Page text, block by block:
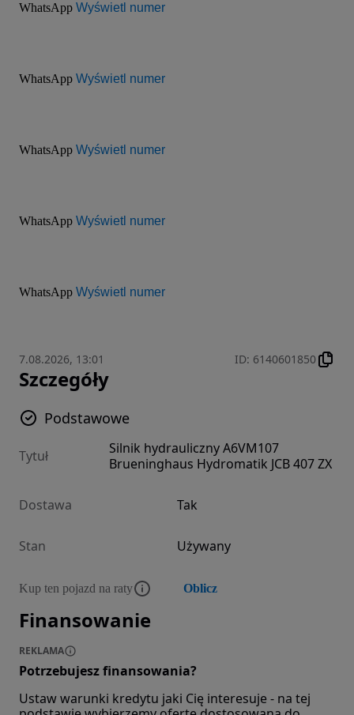
WhatsApp Wyświetl numer
WhatsApp Wyświetl numer
WhatsApp Wyświetl numer
WhatsApp Wyświetl numer
WhatsApp Wyświetl numer
7.08.2026, 13:01 ID: 6140601850
Szczegóły
Podstawowe
Tytuł
Silnik hydrauliczny A6VM107
Brueninghaus Hydromatik JCB 407 ZX
Dostawa Tak
Stan Używany
Kup ten pojazd na raty Oblicz
Finansowanie
REKLAMA
Potrzebujesz finansowania?
Ustaw warunki kredytu jaki Cię interesuje - na tej